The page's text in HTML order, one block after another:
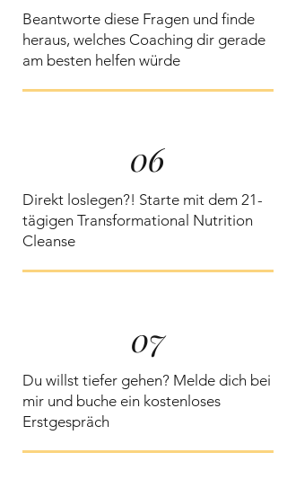
Beantworte diese Fragen und finde
heraus, welches Coaching dir gerade
am besten helfen würde
06
Direkt loslegen?! Starte mit dem 21-
tägigen Transformational Nutrition
Cleanse
07
Du willst tiefer gehen? Melde dich bei
mir und buche ein kostenloses
Erstgespräch